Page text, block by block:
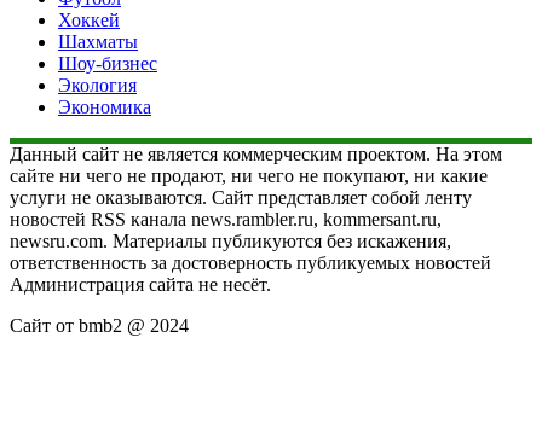
Хоккей
Шахматы
Шоу-бизнес
Экология
Экономика
Данный сайт не является коммерческим проектом. На этом
сайте ни чего не продают, ни чего не покупают, ни какие
услуги не оказываются. Сайт представляет собой ленту
новостей RSS канала news.rambler.ru, kommersant.ru,
newsru.com. Материалы публикуются без искажения,
ответственность за достоверность публикуемых новостей
Администрация сайта не несёт.
Сайт от bmb2 @ 2024